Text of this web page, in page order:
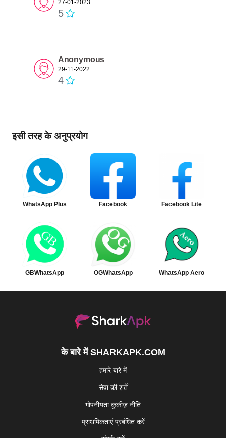
27-01-2023
5
Anonymous
29-11-2022
4
इसी तरह के अनुप्रयोग
WhatsApp Plus Facebook Facebook Lite
GBWhatsApp OGWhatsApp WhatsApp Aero
के बारे में SHARKAPK.COM
हमारे बारे में
सेवा की शर्तें
गोपनीयता कुकीज़ नीति
प्राथमिकताएं प्रबंधित करें